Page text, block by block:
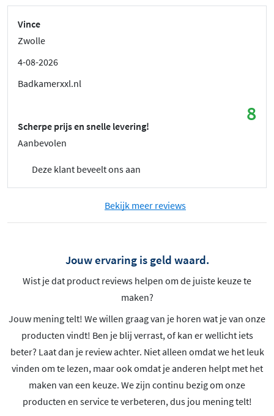
Vince
Zwolle
4-08-2026
Badkamerxxl.nl
8
Scherpe prijs en snelle levering!
Aanbevolen
Deze klant beveelt ons aan
Bekijk meer reviews
Jouw ervaring is geld waard.
Wist je dat product reviews helpen om de juiste keuze te
maken?
Jouw mening telt! We willen graag van je horen wat je van onze
producten vindt! Ben je blij verrast, of kan er wellicht iets
beter? Laat dan je review achter. Niet alleen omdat we het leuk
vinden om te lezen, maar ook omdat je anderen helpt met het
maken van een keuze. We zijn continu bezig om onze
producten en service te verbeteren, dus jou mening telt!